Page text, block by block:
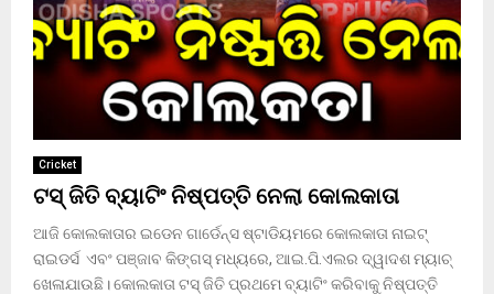
Cricket
ଟସ୍ ଜିତି ବ୍ୟାଟିଂ ନିଷ୍ପତ୍ତି ନେଲା କୋଲକାତା
ଆଜି କୋଲକାତାର ଇଡେନ ଗାର୍ଡେନ୍ସ ଷ୍ଟାଡିୟମରେ କୋଲକାତା ନାଇଟ୍
ରାଇଡର୍ସ ଏବଂ ପଞ୍ଜାବ କିଙ୍ଗସ୍ ମଧ୍ୟରେ, ଆଇ.ପି.ଏଲର ଦ୍ୱାଦଶ ମ୍ୟାଚ୍
ଖେଳାଯାଉଛି। କୋଲକାତା ଟସ୍ ଜିତି ପ୍ରଥମେ ବ୍ୟାଟିଂ କରିବାକୁ ନିଷ୍ପତ୍ତି